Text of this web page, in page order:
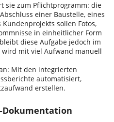
sie zum Pflichtprogramm: die
einer Baustelle, eines
sollen Fotos,
in einheitlicher Form
diese Aufgabe jedoch im
mit viel Aufwand manuell
Mit den integrierten
automatisiert,
erstellen.
Dokumentation